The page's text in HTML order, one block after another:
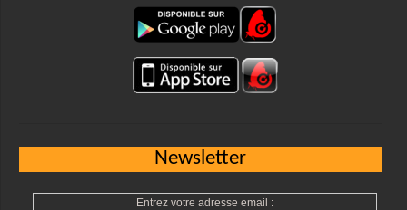
Newsletter
Entrez votre adresse email :